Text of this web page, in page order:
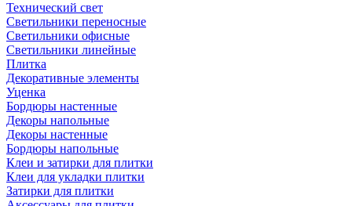
Технический свет
Светильники переносные
Светильники офисные
Светильники линейные
Плитка
Декоративные элементы
Уценка
Бордюры настенные
Декоры напольные
Декоры настенные
Бордюры напольные
Клеи и затирки для плитки
Клеи для укладки плитки
Затирки для плитки